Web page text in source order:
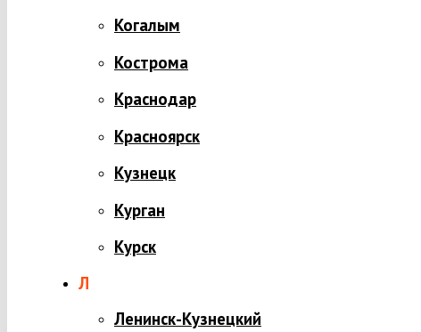
Когалым
Кострома
Краснодар
Красноярск
Кузнецк
Курган
Курск
Л
Ленинск-Кузнецкий